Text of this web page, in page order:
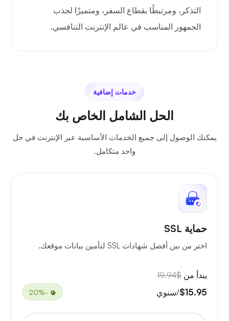
التذكر، ومرتبطًا بقطاع السفر، ومتميزًا لجذب
الجمهور المناسب في عالم الإنترنت التنافسي.
خدمات إضافية
الحل الشامل الخاص بك
يمكنك الوصول إلى جميع الخدمات الأساسية عبر الإنترنت في حل
واحد متكامل.
حماية SSL
اختر من بين أفضل شهادات SSL لتأمين بيانات موقعك.
يبدأ من $19.94
$15.95/سنوي -20%